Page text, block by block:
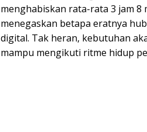
menghabiskan rata-rata 3 jam 8
menegaskan betapa eratnya
digital. Tak heran, kebutuhan
mampu mengikuti ritme hidup